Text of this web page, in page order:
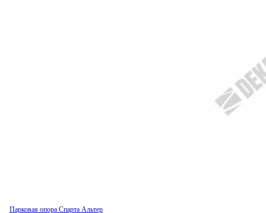
Парковая опора Спарта Альтер